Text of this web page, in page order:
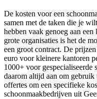
De kosten voor een
samen met de taken die je
hebben vaak genoeg aan
grote organisaties is het de
een groot contract. De
euro voor kleinere kantoren
1000+ voor gespecialiseerde
daarom altijd aan om
offertes om een specifieke
schoonmaakbedrijven uit